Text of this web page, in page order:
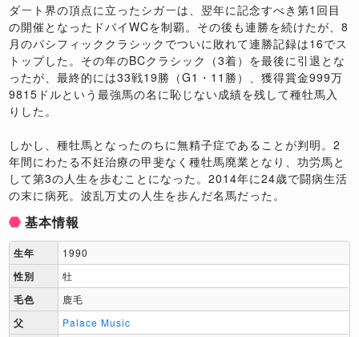
ダート界の頂点に立ったシガーは、翌年に記念すべき第1回目
の開催となったドバイWCを制覇。その後も連勝を続けたが、8
月のパシフィッククラシックでついに敗れて連勝記録は16でス
トップした。その年のBCクラシック（3着）を最後に引退とな
ったが、最終的には33戦19勝（G1・11勝）、獲得賞金999万
9815ドルという最強馬の名に恥じない成績を残して種牡馬入
りした。
しかし、種牡馬となったのちに無精子症であることが判明。2
年間にわたる不妊治療の甲斐なく種牡馬廃業となり、功労馬と
して第3の人生を歩むことになった。2014年に24歳で闘病生活
の末に病死。波乱万丈の人生を歩んだ名馬だった。
基本情報
生年 1990
性別 牡
毛色 鹿毛
父 Palace Music